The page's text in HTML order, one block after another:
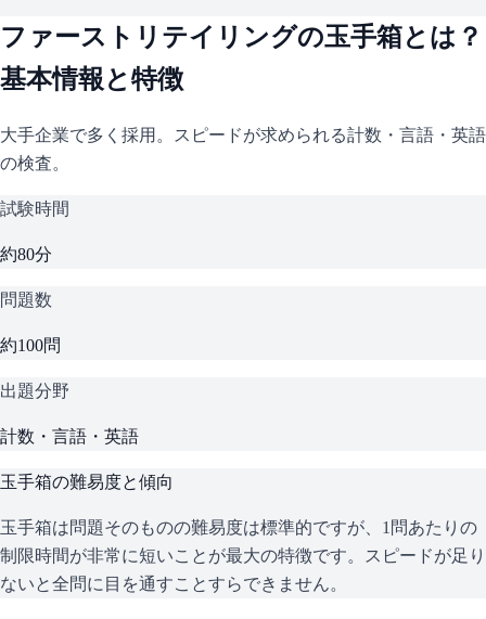
ファーストリテイリングの玉手箱とは？
基本情報と特徴
大手企業で多く採用。スピードが求められる計数・言語・英語
の検査。
試験時間
約80分
問題数
約100問
出題分野
計数・言語・英語
玉手箱の難易度と傾向
玉手箱は問題そのものの難易度は標準的ですが、1問あたりの
制限時間が非常に短いことが最大の特徴です。スピードが足り
ないと全問に目を通すことすらできません。